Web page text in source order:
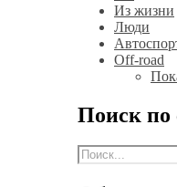
Из жизни
Люди
Off-road
Поиск по